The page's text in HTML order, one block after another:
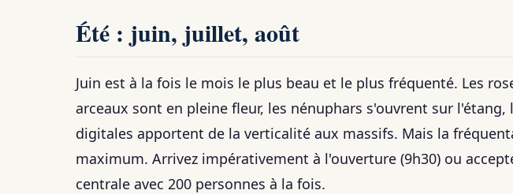
Été : juin, juillet, août
Juin est à la fois le mois le plus beau et le plus fréquenté. Les
arceaux sont en pleine fleur, les nénuphars s'ouvrent sur
digitales apportent de la verticalité aux massifs. Mais la
maximum. Arrivez impérativement à l'ouverture (9h30) ou
centrale avec 200 personnes à la fois.